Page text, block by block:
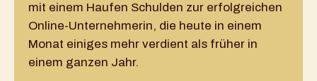
mit einem Haufen Schulden zur erfolgreichen
Online-Unternehmerin, die heute in einem
Monat einiges mehr verdient als früher in
einem ganzen Jahr.